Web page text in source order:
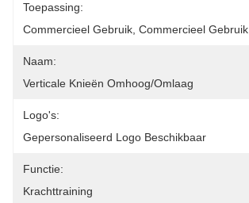
Toepassing:
Commercieel Gebruik, Commercieel
Naam:
Verticale Knieën Omhoog/omlaag
Logo's:
Gepersonaliseerd Logo Beschikbaar
Functie:
Krachttraining